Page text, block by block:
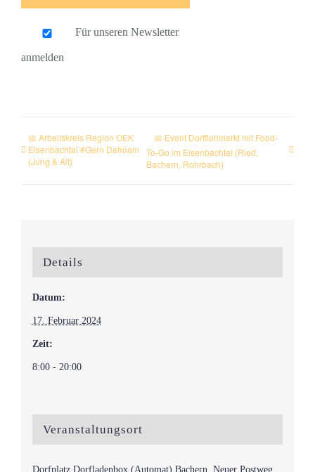
Für unseren Newsletter
anmelden
📅 Arbeitskreis Region OEK
Eisenbachtal #Gern Dahoam
(Jung & Alt)
📅 Event Dorfflohmarkt mit Food-
To-Go im Eisenbachtal (Ried,
Bachern, Rohrbach)
Details
Datum:
17. Februar 2024
Zeit:
8:00 - 20:00
Veranstaltungsort
Dorfplatz Dorfladenbox (Automat) Bachern, Neuer Postweg,